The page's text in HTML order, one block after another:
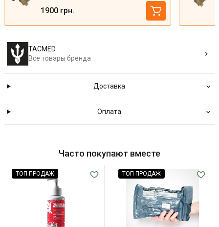
1900 грн.
TACMED
Все товары бренда
Доставка
Оплата
Часто покупают вместе
ТОП ПРОДАЖ ТОП ПРОДАЖ